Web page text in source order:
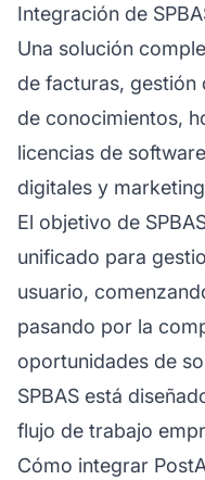
Integración de
Una solución
de facturas, gestión
de conocimientos,
licencias de
digitales y
El objetivo de
unificado para
usuario,
pasando por la
oportunidades de
SPBAS está
flujo de trabajo
Cómo integrar